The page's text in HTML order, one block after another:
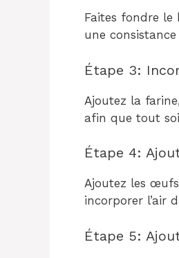
Faites fondre le
une consistance
Étape 3:
Ajoutez la
afin que tout
Étape 4:
Ajoutez les
incorporer l’air
Étape 5: